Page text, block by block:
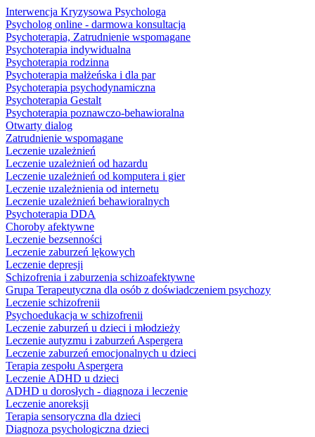
Interwencja Kryzysowa Psychologa
Psycholog online - darmowa konsultacja
Psychoterapia, Zatrudnienie wspomagane
Psychoterapia indywidualna
Psychoterapia rodzinna
Psychoterapia małżeńska i dla par
Psychoterapia psychodynamiczna
Psychoterapia Gestalt
Psychoterapia poznawczo-behawioralna
Otwarty dialog
Zatrudnienie wspomagane
Leczenie uzależnień
Leczenie uzależnień od hazardu
Leczenie uzależnień od komputera i gier
Leczenie uzależnienia od internetu
Leczenie uzależnień behawioralnych
Psychoterapia DDA
Choroby afektywne
Leczenie bezsenności
Leczenie zaburzeń lękowych
Leczenie depresji
Schizofrenia i zaburzenia schizoafektywne
Grupa Terapeutyczna dla osób z doświadczeniem psychozy
Leczenie schizofrenii
Psychoedukacja w schizofrenii
Leczenie zaburzeń u dzieci i młodzieży
Leczenie autyzmu i zaburzeń Aspergera
Leczenie zaburzeń emocjonalnych u dzieci
Terapia zespołu Aspergera
Leczenie ADHD u dzieci
ADHD u dorosłych - diagnoza i leczenie
Leczenie anoreksji
Terapia sensoryczna dla dzieci
Diagnoza psychologiczna dzieci